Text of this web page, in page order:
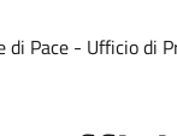
di Pace - Ufficio di